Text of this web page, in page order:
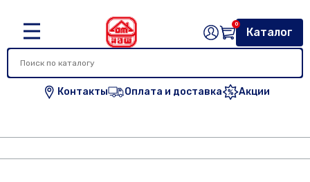
Контакты Оплата и доставка Акции
Каталог
0